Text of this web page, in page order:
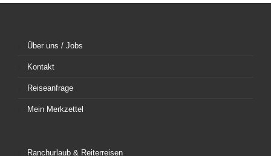
Über uns / Jobs
Kontakt
Reiseanfrage
Mein Merkzettel
Ranchurlaub & Reiterreisen